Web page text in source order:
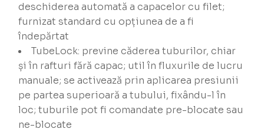
deschiderea automată a capacelor cu filet;
furnizat standard cu opțiunea de a fi
îndepărtat
TubeLock: previne căderea tuburilor, chiar
și în rafturi fără capac; util în fluxurile de lucru
manuale; se activează prin aplicarea presiunii
pe partea superioară a tubului, fixându-l în
loc; tuburile pot fi comandate pre-blocate sau
ne-blocate